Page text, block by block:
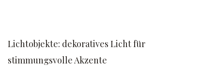
Lichtobjekte: dekoratives Licht für
stimmungsvolle Akzente